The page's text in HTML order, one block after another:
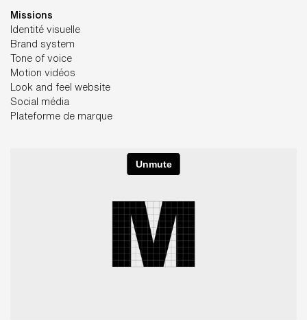
Missions
Identité visuelle
Brand system
Tone of voice
Motion vidéos
Look and feel website
Social média
Plateforme de marque